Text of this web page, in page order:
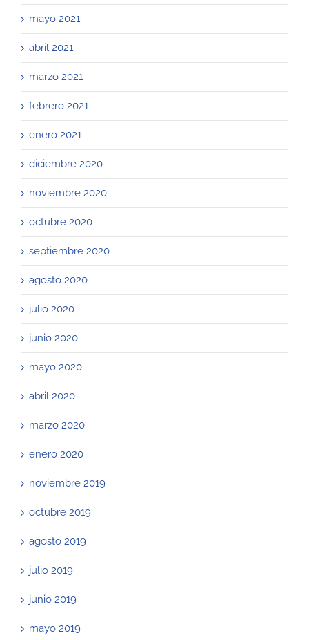
mayo 2021
abril 2021
marzo 2021
febrero 2021
enero 2021
diciembre 2020
noviembre 2020
octubre 2020
septiembre 2020
agosto 2020
julio 2020
junio 2020
mayo 2020
abril 2020
marzo 2020
enero 2020
noviembre 2019
octubre 2019
agosto 2019
julio 2019
junio 2019
mayo 2019